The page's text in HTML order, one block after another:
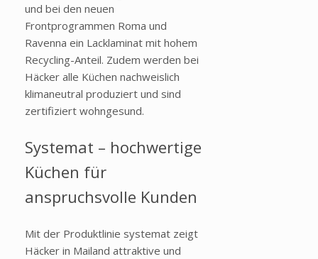
und bei den neuen
Frontprogrammen Roma und
Ravenna ein Lacklaminat mit hohem
Recycling-Anteil. Zudem werden bei
Häcker alle Küchen nachweislich
klimaneutral produziert und sind
zertifiziert wohngesund.
Systemat – hochwertige
Küchen für
anspruchsvolle Kunden
Mit der Produktlinie systemat zeigt
Häcker in Mailand attraktive und